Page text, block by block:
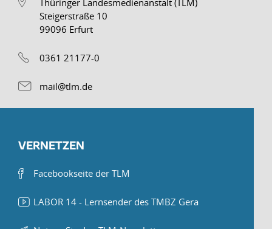
Thüringer Landesmedienanstalt (TLM)
Steigerstraße 10
99096 Erfurt
0361 21177-0
mail@tlm.de
VERNETZEN
Facebookseite der TLM
LABOR 14 - Lernsender des TMBZ Gera